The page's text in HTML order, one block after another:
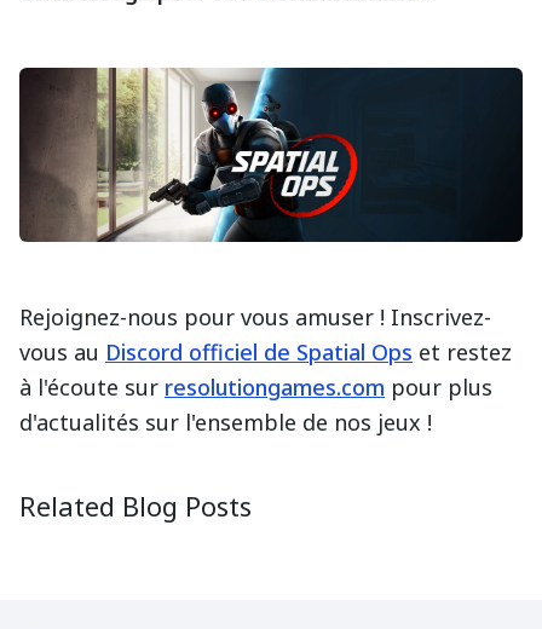
Rejoignez-nous pour vous amuser ! Inscrivez-
vous au Discord officiel de Spatial Ops et restez
à l'écoute sur resolutiongames.com pour plus
d'actualités sur l'ensemble de nos jeux !
Related Blog Posts
2025-08-28